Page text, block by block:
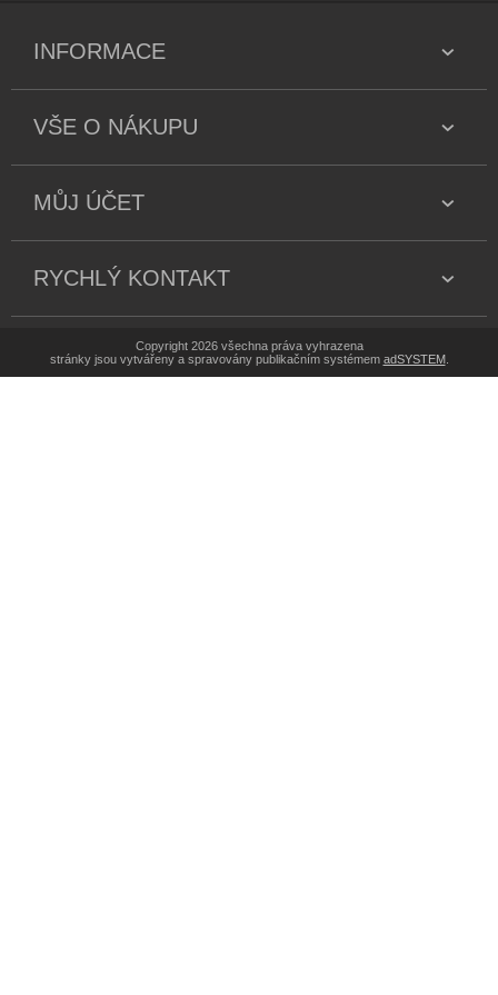
INFORMACE
VŠE O NÁKUPU
MŮJ ÚČET
RYCHLÝ KONTAKT
Copyright 2026 všechna práva vyhrazena
stránky jsou vytvářeny a spravovány publikačním systémem adSYSTEM.